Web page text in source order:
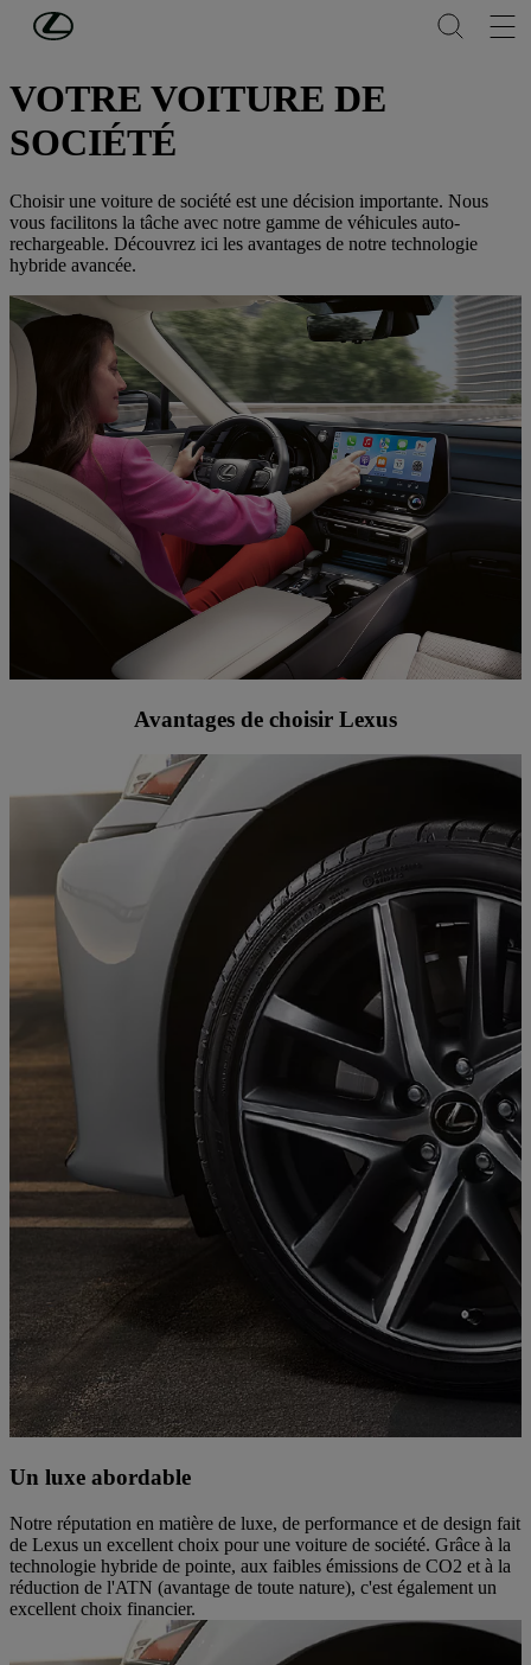
Passer au contenu principal
BUSINESS
VOTRE VOITURE DE
SOCIÉTÉ
Choisir une voiture de société est une décision importante. Nous
vous facilitons la tâche avec notre gamme de véhicules auto-
rechargeable. Découvrez ici les avantages de notre technologie
hybride avancée.
Avantages de choisir Lexus
Un luxe abordable
Notre réputation en matière de luxe, de performance et de design fait
de Lexus un excellent choix pour une voiture de société. Grâce à la
technologie hybride de pointe, aux faibles émissions de CO2 et à la
réduction de l'ATN (avantage de toute nature), c'est également un
excellent choix financier.